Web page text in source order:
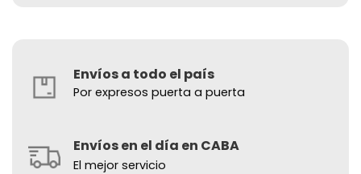
Envíos a todo el país
Por expresos puerta a puerta
Envíos en el día en CABA
El mejor servicio